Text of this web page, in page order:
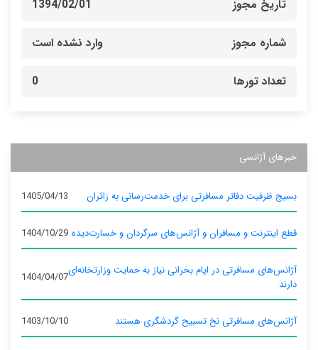
تاریخ مجوز 1394/02/01
شماره مجوز وارد نشده است
تعداد تورها 0
خبرهای آژانسی
بسیج ظرفیت دفاتر مسافرتی برای خدمت‌رسانی به زائران 1405/04/13
قطع اینترنت و مسافران و آژانس‌های سرگردان و خسارت‌دیده 1404/10/29
آژانس‌های مسافرتی در ایام بحرانی نیاز به حمایت وزارتخانه‌ای
دارند
1404/04/07
آژانس‌های مسافرتی نخ تسبیح گردشگری هستند 1403/10/10